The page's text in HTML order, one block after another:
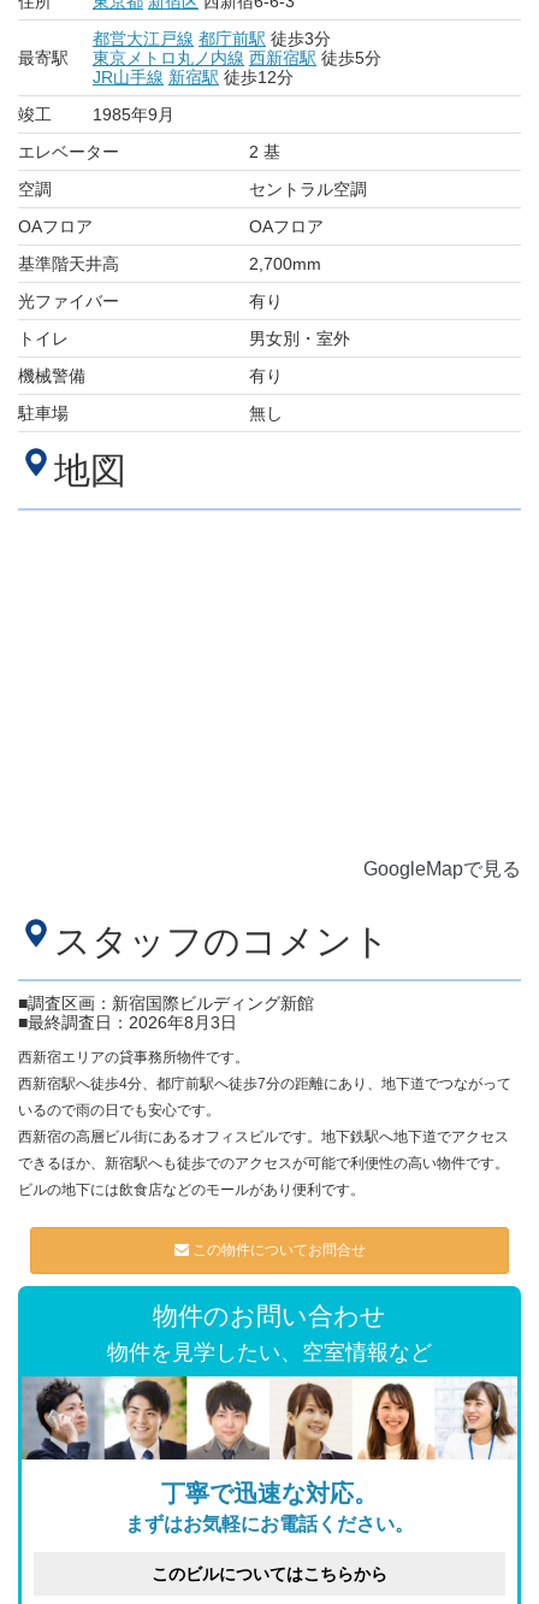
最寄駅
都営大江戸線 都庁前駅 徒歩3分
東京メトロ丸ノ内線 西新宿駅 徒歩5分
JR山手線 新宿駅 徒歩12分
竣工
1985年9月
エレベーター
2 基
空調
セントラル空調
OAフロア
OAフロア
基準階天井高
2,700mm
光ファイバー
有り
トイレ
男女別・室外
機械警備
有り
駐車場
無し
地図
GoogleMapで見る
スタッフのコメント
■調査区画：新宿国際ビルディング新館
■最終調査日：2026年8月3日
西新宿エリアの貸事務所物件です。
西新宿駅へ徒歩4分、都庁前駅へ徒歩7分の距離にあり、地下道でつながって
いるので雨の日でも安心です。
西新宿の高層ビル街にあるオフィスビルです。地下鉄駅へ地下道でアクセス
できるほか、新宿駅へも徒歩でのアクセスが可能で利便性の高い物件です。
ビルの地下には飲食店などのモールがあり便利です。
この物件についてお問合せ
物件のお問い合わせ
物件を見学したい、空室情報など
丁寧で迅速な対応。
まずはお気軽にお電話ください。
このビルについてはこちらから